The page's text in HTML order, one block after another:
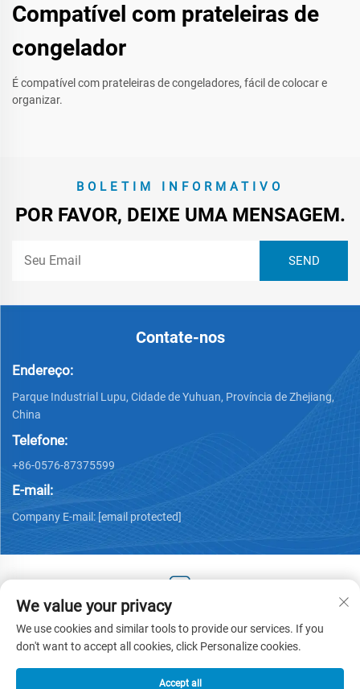
Compatível com prateleiras de
congelador
É compatível com prateleiras de congeladores, fácil de colocar e
organizar.
BOLETIM INFORMATIVO
POR FAVOR, DEIXE UMA MENSAGEM.
Contate-nos
Endereço:
Parque Industrial Lupu, Cidade de Yuhuan, Província de Zhejiang,
China
Telefone:
+86-0576-87375599
E-mail:
Company E-mail: [email protected]
Copyright © 2025 by Zhejiang Hengjiang Plastic Co., Ltd. -
Política de privacidade
We value your privacy
We use cookies and similar tools to provide our services. If you
don't want to accept all cookies, click Personalize cookies.
Accept all